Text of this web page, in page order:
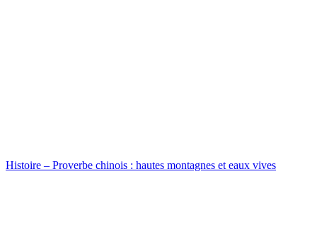
Histoire – Proverbe chinois : hautes montagnes et eaux vives